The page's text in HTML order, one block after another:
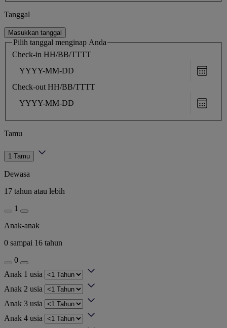
Tanggal
Masukkan tanggal
Pilih tanggal menginap Anda
Check-in HH/BB/TTTT
date
Check-out HH/BB/TTTT
date
Tamu
1 Tamu
Dewasa
17 tahun atau lebih
1
Anak-anak
0 sampai 16 tahun
0
Anak 1 usia
Anak 2 usia
Anak 3 usia
Anak 4 usia